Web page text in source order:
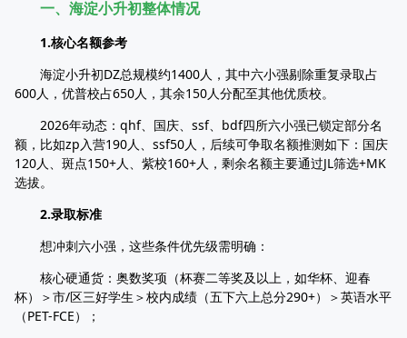
一、海淀小升初整体情况​
1.核心名额参考​
海淀小升初DZ总规模约1400人，其中六小强剔除重复录取占
600人，优普校占650人，其余150人分配至其他优质校。
2026年动态：qhf、国庆、ssf、bdf四所六小强已锁定部分名
额，比如zp入营190人、ssf50人，后续可争取名额推测如下：国庆
120人、斑点150+人、紫校160+人，剩余名额主要通过JL筛选+MK
选拔。​
2.录取标准​
想冲刺六小强，这些条件优先级需明确：​
核心硬通货：奥数奖项（杯赛二等奖及以上，如华杯、迎春
杯）＞市/区三好学生＞校内成绩（五下六上总分290+）＞英语水平
（PET-FCE）；​